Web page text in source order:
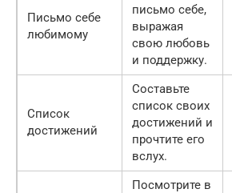
Письмо себе
любимому
письмо себе,
выражая
свою любовь
и поддержку.
Список
достижений
Составьте
список своих
достижений и
прочтите его
вслух.
Посмотрите в